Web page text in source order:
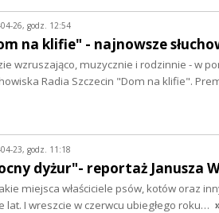
26, godz. 12:54
na klifie" - najnowsze
wzruszająco, muzycznie i rodzinnie - w
Radia Szczecin "Dom na klifie".
23, godz. 11:18
dyżur"- reportaż Janusza
miejsca właściciele psów, kotów oraz
lat. I wreszcie w czerwcu ubiegłego roku…